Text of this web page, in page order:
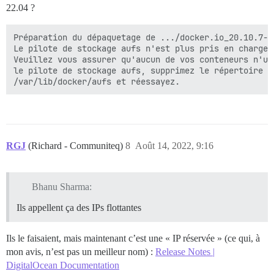
22.04 ?
Préparation du dépaquetage de .../docker.io_20.10.7-
Le pilote de stockage aufs n'est plus pris en charge.
Veuillez vous assurer qu'aucun de vos conteneurs
le pilote de stockage aufs, supprimez le répertoire
RGJ (Richard - Communiteq) Août 14, 2022, 9:16
8
Bhanu Sharma:
Ils appellent ça des IPs flottantes
Ils le faisaient, mais maintenant c’est une « IP réservée » (ce qui, à
mon avis, n’est pas un meilleur nom) : Release Notes |
DigitalOcean Documentation